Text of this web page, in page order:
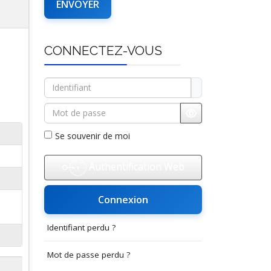
CONNECTEZ-VOUS
Identifiant
Mot de passe
Afficher le mot
Se souvenir de moi
Connexion
Identifiant perdu ?
Mot de passe perdu ?